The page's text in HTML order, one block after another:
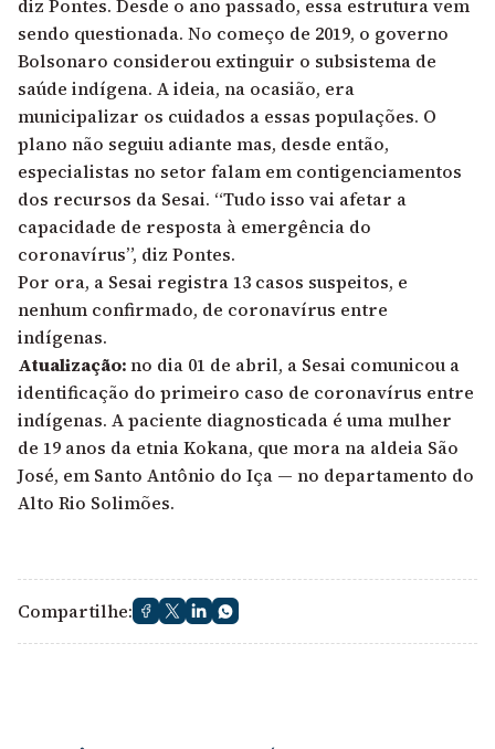
diz Pontes. Desde o ano passado, essa estrutura vem
sendo questionada. No começo de 2019, o governo
Bolsonaro considerou extinguir o subsistema de
saúde indígena. A ideia, na ocasião, era
municipalizar os cuidados a essas populações. O
plano não seguiu adiante mas, desde então,
especialistas no setor falam em contigenciamentos
dos recursos da Sesai. “Tudo isso vai afetar a
capacidade de resposta à emergência do
coronavírus”, diz Pontes.
Por ora, a Sesai registra 13 casos suspeitos, e
nenhum confirmado, de coronavírus entre
indígenas.
Atualização:no dia 01 de abril, a Sesai comunicou a
identificação do primeiro caso de coronavírus entre
indígenas. A paciente diagnosticada é uma mulher
de 19 anos da etnia Kokana, que mora na aldeia São
José, em Santo Antônio do Iça — no departamento do
Alto Rio Solimões.
Compartilhe: